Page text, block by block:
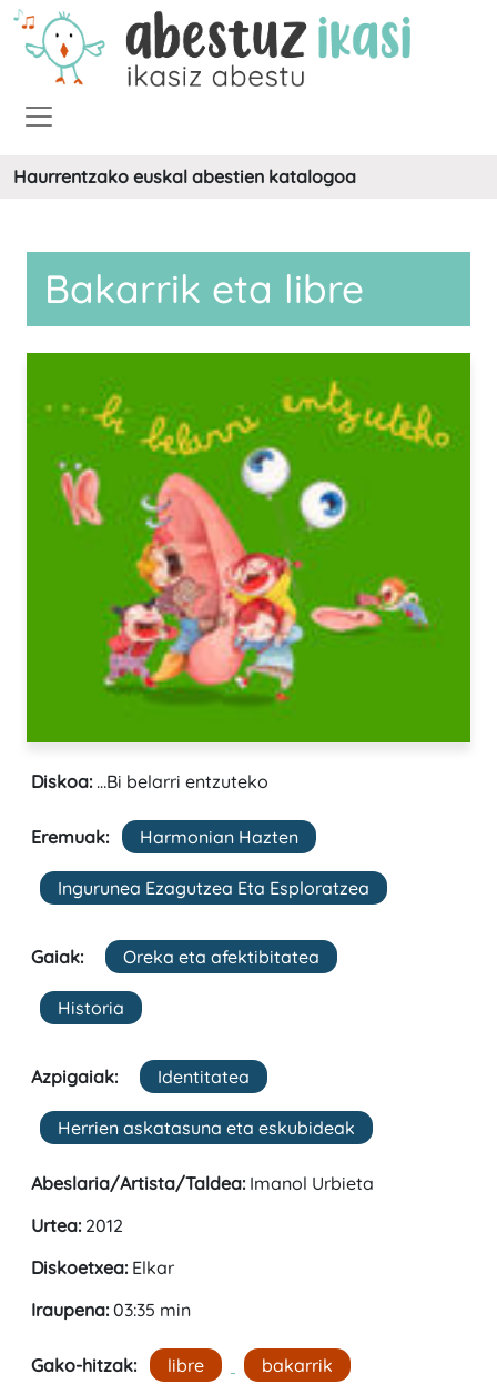
Haurrentzako euskal abestien katalogoa
Bakarrik eta libre
Diskoa:…Bi belarri entzuteko
Eremuak: Harmonian Hazten
Ingurunea Ezagutzea Eta Esploratzea
Gaiak: Oreka eta afektibitatea
Historia
Azpigaiak: Identitatea
Herrien askatasuna eta eskubideak
Abeslaria/Artista/Taldea:Imanol Urbieta
Urtea:2012
Diskoetxea:Elkar
Iraupena:03:35 min
Gako-hitzak: libre bakarrik